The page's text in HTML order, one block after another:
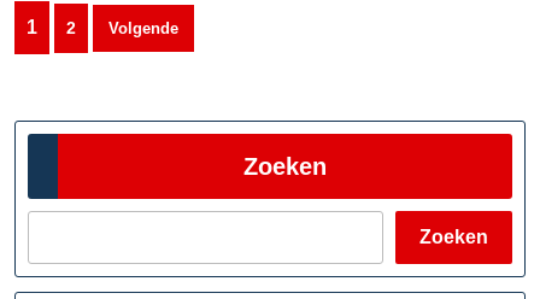
Berichten
paginering
1 2 Volgende
Zoeken
Zoeken